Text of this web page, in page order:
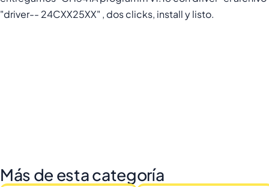
"driver-- 24CXX25XX" , dos clicks, install y listo.
Más de esta categoría